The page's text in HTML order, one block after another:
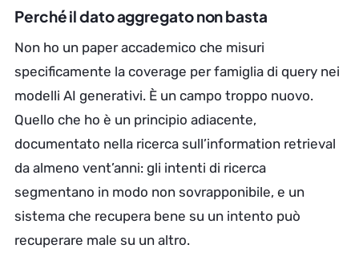
Perché il dato aggregato non basta
Non ho un paper accademico che misuri
specificamente la coverage per famiglia di query nei
modelli AI generativi. È un campo troppo nuovo.
Quello che ho è un principio adiacente,
documentato nella ricerca sull’information retrieval
da almeno vent’anni: gli intenti di ricerca
segmentano in modo non sovrapponibile, e un
sistema che recupera bene su un intento può
recuperare male su un altro.